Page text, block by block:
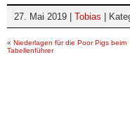
27. Mai 2019 | Tobias |
« Niederlagen für die Poor Pigs beim
Tabellenführer